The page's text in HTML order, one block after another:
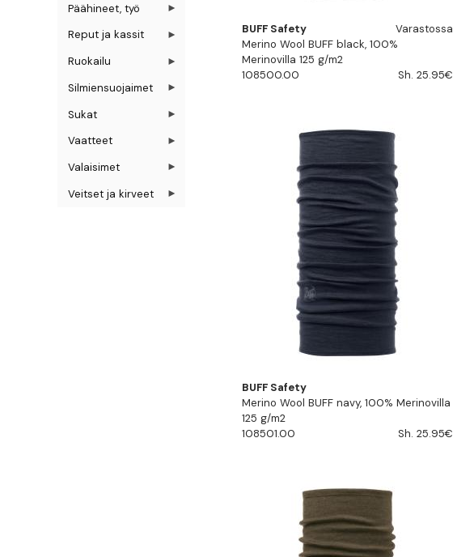
BUFF Safety
Varastossa
Merino Wool BUFF black, 100%
Merinovilla 125 g/m2
108500.00
Sh. 25.95€
BUFF Safety
Merino Wool BUFF navy, 100% Merinovilla
125 g/m2
108501.00
Sh. 25.95€
Päähineet, työ
Reput ja kassit
Ruokailu
Silmiensuojaimet
Sukat
Vaatteet
Valaisimet
Veitset ja kirveet